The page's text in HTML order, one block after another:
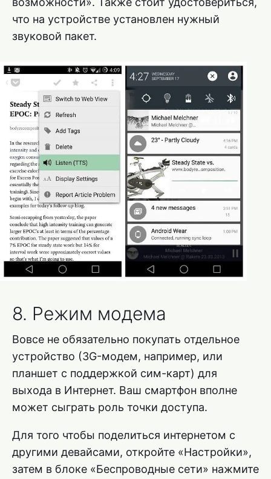
что на устройстве установлен нужный
звуковой пакет.
8. Режим модема
Вовсе не обязательно покупать отдельное
устройство (3G-модем, например, или
планшет с поддержкой сим-карт) для
выхода в Интернет. Ваш смартфон вполне
может сыграть роль точки доступа.
Для того чтобы поделиться интернетом с
другими девайсами, откройте «Настройки»,
затем в блоке «Беспроводные сети» нажмите